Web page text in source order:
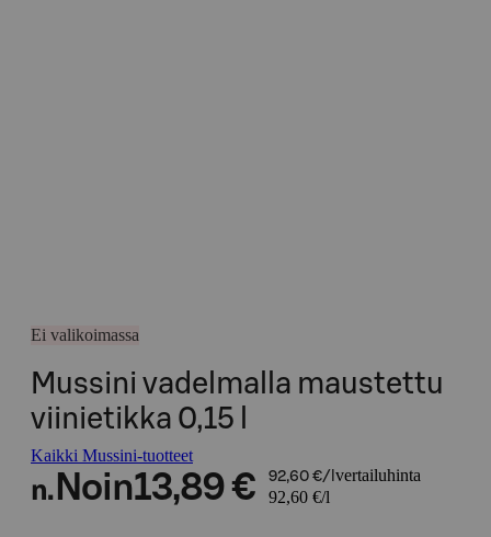
Ei valikoimassa
Mussini vadelmalla maustettu
viinietikka 0,15 l
Kaikki Mussini-tuotteet
n. Noin13,89 € 92,60 €/l vertailuhinta
92,60 €/l